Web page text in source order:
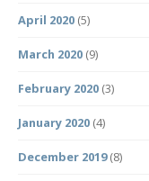
April 2020 (5)
March 2020 (9)
February 2020 (3)
January 2020 (4)
December 2019(8)